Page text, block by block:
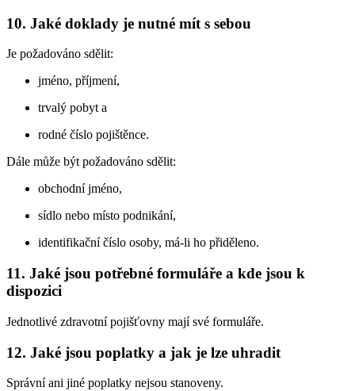
10. Jaké doklady je nutné mít s sebou
Je požadováno sdělit:
jméno, příjmení,
trvalý pobyt a
rodné číslo pojištěnce.
Dále může být požadováno sdělit:
obchodní jméno,
sídlo nebo místo podnikání,
identifikační číslo osoby, má-li ho přiděleno.
11. Jaké jsou potřebné formuláře a kde jsou k
dispozici
Jednotlivé zdravotní pojišťovny mají své formuláře.
12. Jaké jsou poplatky a jak je lze uhradit
Správní ani jiné poplatky nejsou stanoveny.